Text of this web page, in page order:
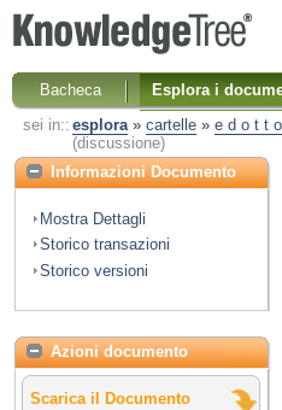
Bacheca
Esplora i
sei in:: esplora» cartelle» e d o t t
(discussione)
Informazioni Documento
Mostra Dettagli
Storico transazioni
Storico versioni
Azioni documento
Scarica il Documento